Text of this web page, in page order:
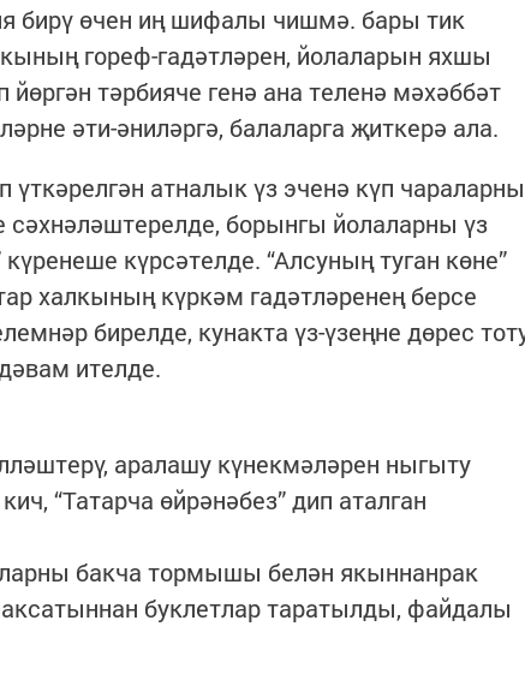
бирү өчен иң шифалы чишмә. бары тик
гореф-гадәтләрен, йолаларын яхшы
тәрбияче генә ана теленә мәхәббәт
әти-әниләргә, балаларга җиткерә ала.
атналык үз эченә күп чараларны
сәхнәләштерелде, борынгы йолаларны үз
күрсәтелде. “Алсуның туган көне”
халкының күркәм гадәтләренең берсе
бирелде, кунакта үз-үзеңне дөрес
ителде.
аралашу күнекмәләрен ныгыту
“Татарча өйрәнәбез” дип аталган
бакча тормышы белән якыннанрак
буклетлар таратылды, файдалы